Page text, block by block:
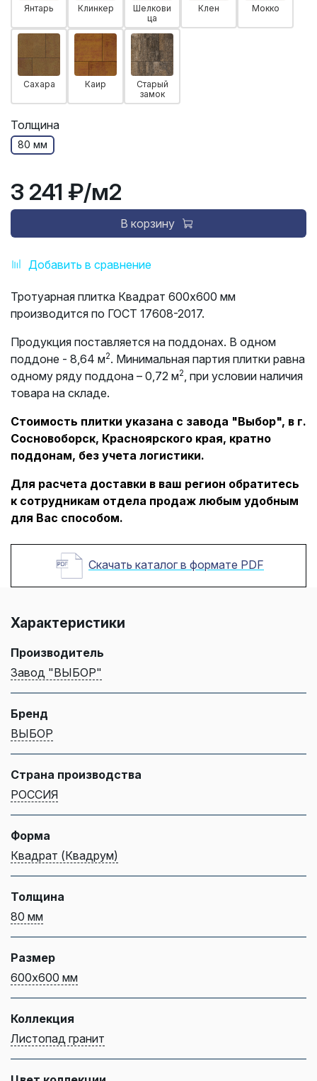
Добавить в сравнение
Янтарь Клинкер
Шелкови
ца
Клен Мокко
Сахара Каир
Старый
замок
Толщина
80 мм
3 241 ₽/м2
В корзину
Тротуарная плитка Квадрат 600х600 мм
производится по ГОСТ 17608-2017.
Продукция поставляется на поддонах. В одном
поддоне - 8,64 м2. Минимальная партия плитки равна
одному ряду поддона – 0,72 м2 , при условии наличия
товара на складе.
Стоимость плитки указана с завода "Выбор", в г.
Сосновоборск, Красноярского края, кратно
поддонам, без учета логистики.
Для расчета доставки в ваш регион обратитесь
к сотрудникам отдела продаж любым удобным
для Вас способом.
Скачать каталог в формате PDF
Характеристики
Производитель
Завод "ВЫБОР"
Бренд
ВЫБОР
Страна производства
РОССИЯ
Форма
Квадрат (Квадрум)
Толщина
80 мм
Размер
600х600 мм
Коллекция
Листопад гранит